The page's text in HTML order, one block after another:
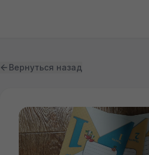
Вернуться назад